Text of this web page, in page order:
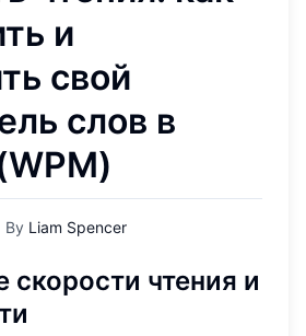
и
свой
слов в
| By Liam Spencer
скорости чтения и